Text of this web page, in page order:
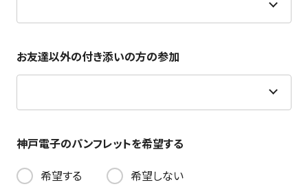
お友達以外の付き添いの方の参加
神戸電子のパンフレットを希望する
希望する
希望しない